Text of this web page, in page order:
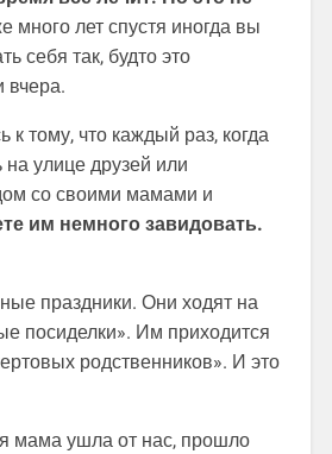
много лет спустя иногда вы
себя так, будто это
вчера.
к тому, что каждый раз, когда
на улице друзей или
со своими мамами и
им немного завидовать.
праздники. Они ходят на
посиделки». Им приходится
родственников». И это
мама ушла от нас, прошло